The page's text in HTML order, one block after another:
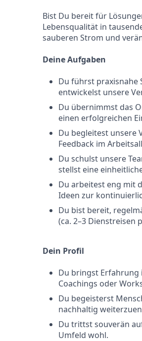
Bist Du bereit für
Lebensqualität in
sauberen Strom und
Deine Aufgaben
Du führst praxisnahe
entwickelst unsere
Du übernimmst das
einen erfolgreichen
Du begleitest unsere
Feedback im
Du schulst unsere
stellst eine
Du arbeitest eng mit
Ideen zur
Du bist bereit,
(ca. 2–3 Dienstreisen
Dein Profil
Du bringst Erfahrung
Coachings oder
Du begeisterst
nachhaltig
Du trittst souverän
Umfeld wohl.